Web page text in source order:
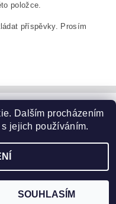
položce.
příspěvky. Prosím
vyhrazena
Dalším procházením
jejich používáním.
SOUHLASÍM